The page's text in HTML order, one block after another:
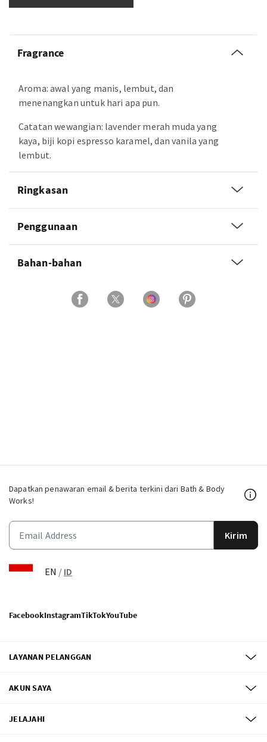
Fragrance
Aroma: awal yang manis, lembut, dan
menenangkan untuk hari apa pun.
Catatan wewangian: lavender merah muda yang
kaya, biji kopi espresso karamel, dan vanila yang
lembut.
Ringkasan
Penggunaan
Bahan-bahan
Dapatkan penawaran email & berita terkini dari Bath & Body
Works!
Kirim
EN / ID
FacebookInstagramTikTokYouTube
LAYANAN PELANGGAN
AKUN SAYA
JELAJAHI